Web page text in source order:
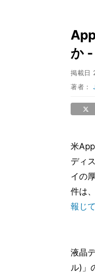
か
掲載日
著者：
米
ディ
イの
件は、
報じ
液晶
ル)」